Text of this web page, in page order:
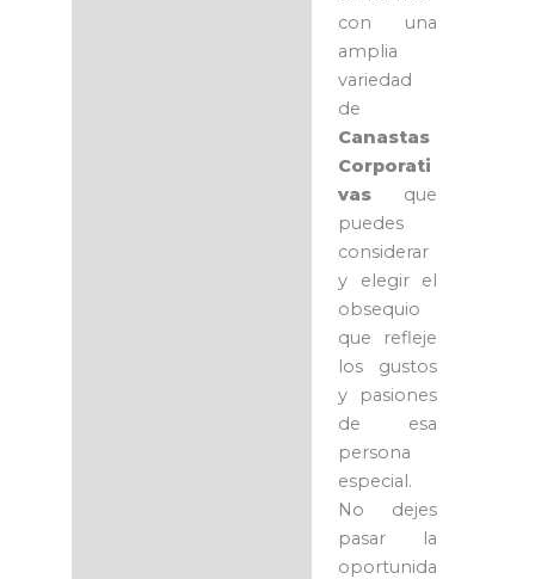
con una
amplia
variedad
de
Canastas
Corporati
vasque
puedes
considerar
y elegir el
obsequio
que refleje
los gustos
y pasiones
de esa
persona
especial.
No dejes
pasar la
oportunida